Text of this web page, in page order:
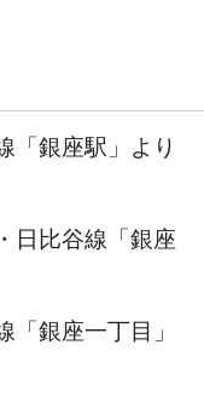
「銀座駅」より
日比谷線「銀座
「銀座一丁目」